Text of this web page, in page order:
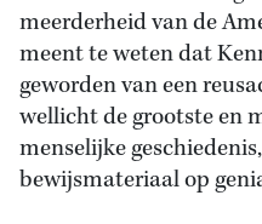
meerderheid van de
meent te weten dat
geworden van een
wellicht de grootste en
menselijke
bewijsmateriaal op